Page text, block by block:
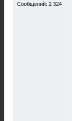
Сообщений: 2 324